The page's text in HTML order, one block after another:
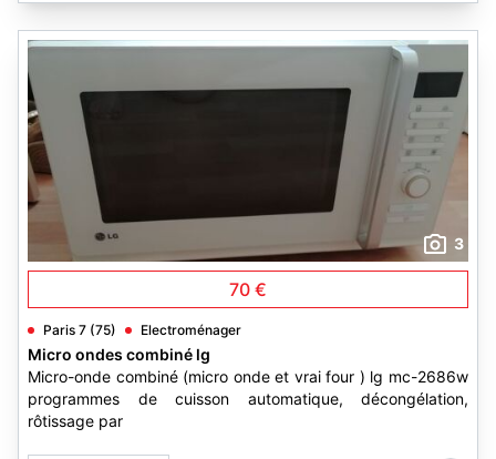
3
70 €
Paris 7 (75) Electroménager
Micro ondes combiné lg
Micro-onde combiné (micro onde et vrai four ) lg mc-2686w
programmes de cuisson automatique, décongélation,
rôtissage par